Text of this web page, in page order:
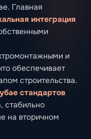
Главная
интеграция
и
обеспечивает
строительства.
стандартов
, стабильно
на вторичном